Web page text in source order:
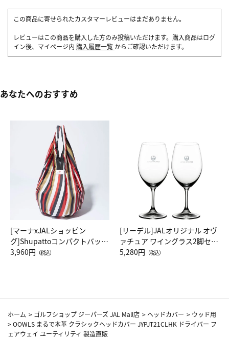
この商品に寄せられたカスタマーレビューはまだありません。
レビューはこの商品を購入した方のみ投稿いただけます。購入商品はログ
イン後、マイページ内 購入履歴一覧 からご確認いただけます。
あなたへのおすすめ
[マーナxJALショッピン
グ]Shupattoコンパクトバッグ
Drop JAL客室乗務員（LC）ス
3,960円 （税込）
[リーデル]JALオリジナル オヴ
ァチュア ワイングラス2脚セッ
ト（レッドワイン）
5,280円 （税込）
ホーム > ゴルフショップ ジーパーズ JAL Mall店 > ヘッドカバー > ウッド用
>OOWLS まるで本革 クラシックヘッドカバー JYPJT21CLHK ドライバー フ
ェアウェイ ユーティリティ 製造直販